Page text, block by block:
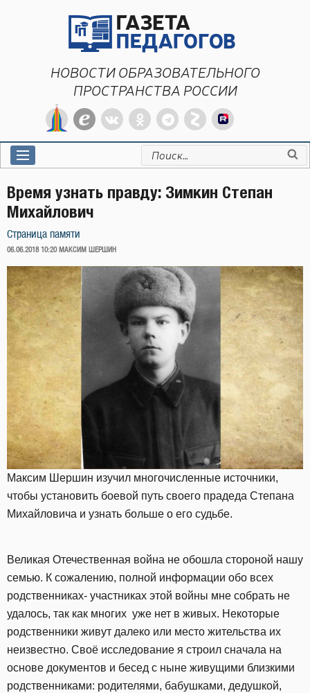
НОВОСТИ ОБРАЗОВАТЕЛЬНОГО
ПРОСТРАНСТВА РОССИИ
Искать:
Время узнать правду: Зимкин Степан
Михайлович
Страница памяти
ОПУБЛИКОВАНО
06.06.2018 10:20 МАКСИМ ШЕРШИН
Максим Шершин изучил многочисленные источники,
чтобы установить боевой путь своего прадеда Степана
Михайловича и узнать больше о его судьбе.
Великая Отечественная война не обошла стороной нашу
семью. К сожалению, полной информации обо всех
родственниках- участниках этой войны мне собрать не
удалось, так как многих уже нет в живых. Некоторые
родственники живут далеко или место жительства их
неизвестно. Своё исследование я строил сначала на
основе документов и бесед с ныне живущими близкими
родственниками: родителями, бабушками, дедушкой,